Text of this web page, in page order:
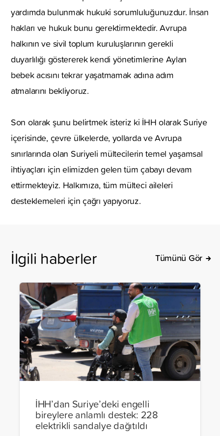
yardımda bulunmak hukuki sorumluluğunuzdur. İnsan
hakları ve hukuk bunu gerektirmektedir. Avrupa
halkının ve sivil toplum kuruluşlarının gerekli
duyarlılığı göstererek kendi yönetimlerine Aylan
bebek acısını tekrar yaşatmamak adına adım
atmalarını bekliyoruz.
Son olarak şunu belirtmek isteriz ki İHH olarak Suriye
içerisinde, çevre ülkelerde, yollarda ve Avrupa
sınırlarında olan Suriyeli mültecilerin temel yaşamsal
ihtiyaçları için elimizden gelen tüm çabayı devam
ettirmekteyiz. Halkımıza, tüm mülteci aileleri
desteklemeleri için çağrı yapıyoruz.
İlgili haberler Tümünü Gör
İHH’dan Suriye’deki engelli
bireylere anlamlı destek: 228
elektrikli sandalye dağıtıldı